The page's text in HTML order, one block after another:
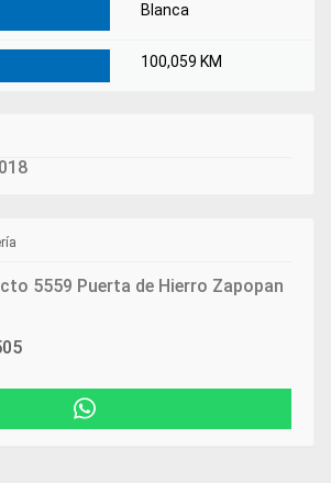
Blanca
100,059 KM
5559 Puerta de Hierro Zapopan